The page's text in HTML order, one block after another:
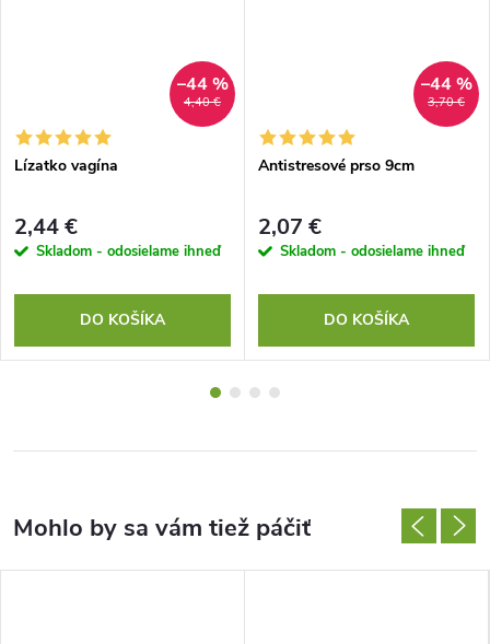
4,40 €
–44 %
Lízatko vagína
2,44 €
Skladom - odosielame ihneď
DO KOŠÍKA
3,70 €
–44 %
Antistresové prso 9cm
2,07 €
Skladom - odosielame ihneď
DO KOŠÍKA